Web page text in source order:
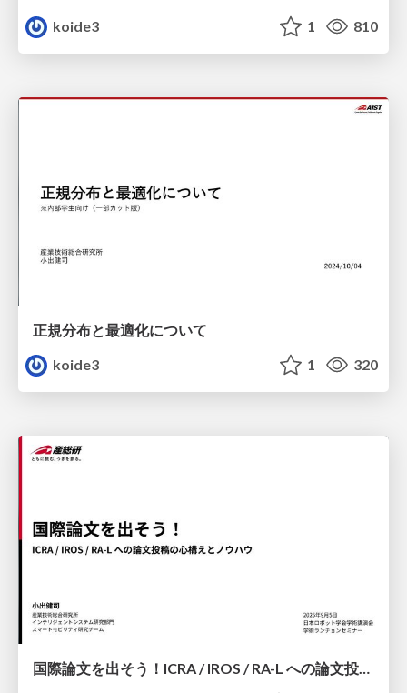
koide3
1 810
正規分布と最適化について
koide3
1 320
国際論文を出そう！ICRA / IROS / RA-L への論文投稿の心構えとノウハウ / RSJ2025 Luncheon Seminar